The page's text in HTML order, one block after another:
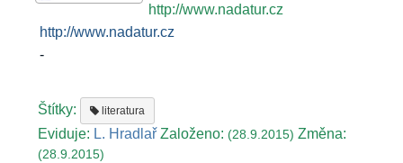
http://www.nadatur.cz
http://www.nadatur.cz
-
Štítky: literatura
Eviduje: L. Hradlař Založeno:(28.9.2015)Změna:
(28.9.2015)